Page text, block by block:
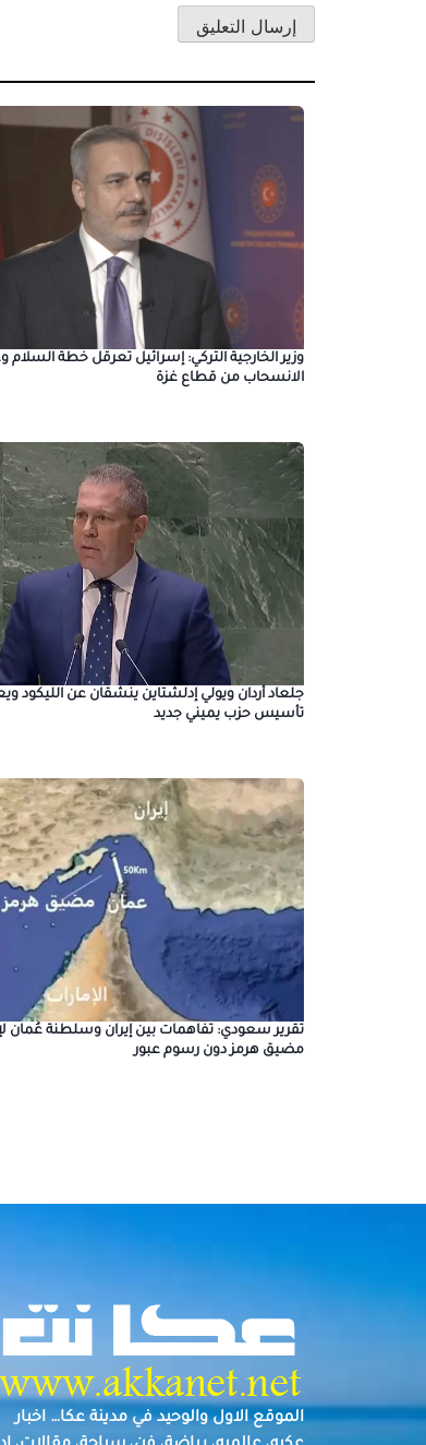
وزير الخارجية التركي: إسرائيل تعرقل خطة السلام
الانسحاب من قطاع غزة
جلعاد أردان ويولي إدلشتاين ينشقان عن الليكود
تأسيس حزب يميني جديد
تقرير سعودي: تفاهمات بين إيران وسلطنة عُمان
مضيق هرمز دون رسوم عبور
الموقع الاول والوحيد في مدينة عكا… اخبار